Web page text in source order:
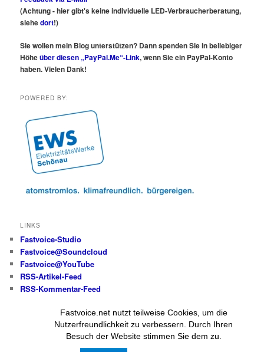
Fastvoice.net nutzt teilweise Cookies, um die
Nutzerfreundlichkeit zu verbessern. Durch Ihren
Besuch der Website stimmen Sie dem zu.
(Achtung - hier gibt's keine individuelle LED-Verbraucherberatung,
siehedort!)
Sie wollen mein Blog unterstützen? Dann spenden Sie in beliebiger
Höheüber diesen „PayPal.Me“-Link, wenn Sie ein PayPal-Konto
haben. Vielen Dank!
POWERED BY:
LINKS
Fastvoice-Studio
Fastvoice@Soundcloud
Fastvoice@YouTube
RSS-Artikel-Feed
RSS-Kommentar-Feed
Alle Beiträge und Fotos
(wenn nicht anders angegeben):
© Wolfgang Messer